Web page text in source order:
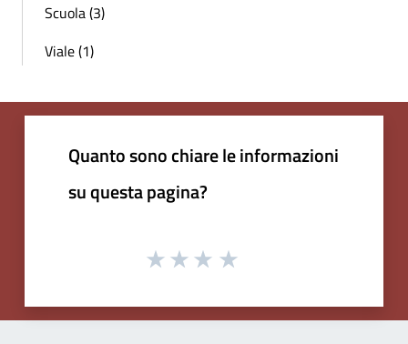
Scuola (3)
Viale (1)
Quanto sono chiare le informazioni
su questa pagina?